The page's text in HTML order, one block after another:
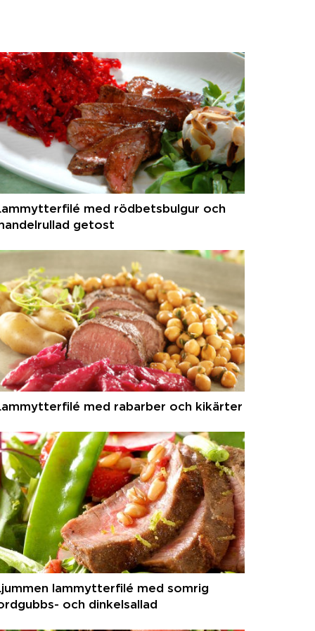
med rödbetsbulgur och
getost
med rabarber och kikärter
lammytterfilé med somrig
och dinkelsallad